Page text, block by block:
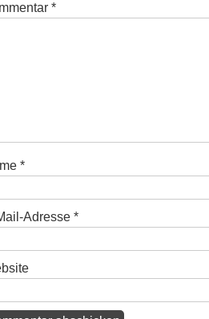
*
*
Adresse *